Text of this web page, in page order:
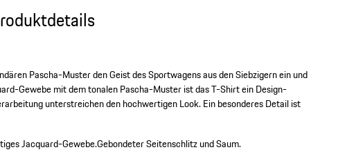
Pascha-Muster den Geist des Sportwagens aus den Siebzigern ein und
Gewebe mit dem tonalen Pascha-Muster ist das T-Shirt ein Design-
unterstreichen den hochwertigen Look. Ein besonderes Detail ist
Jacquard-Gewebe.Gebondeter Seitenschlitz und Saum.